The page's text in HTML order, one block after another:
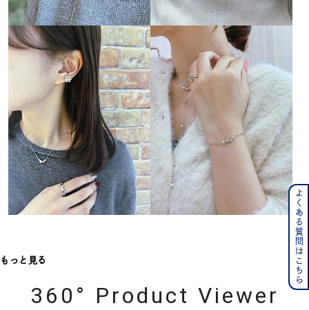
もっと見る
360° Product Viewer
よくある質問はこちら